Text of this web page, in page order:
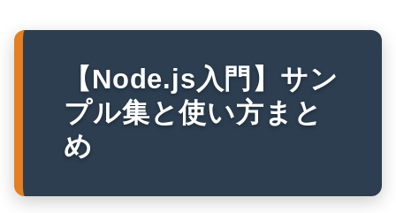
【Node.js入門】サン
プル集と使い方まと
め